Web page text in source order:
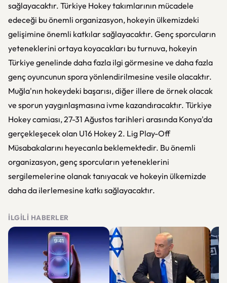
sağlayacaktır. Türkiye Hokey takımlarının mücadele
edeceği bu önemli organizasyon, hokeyin ülkemizdeki
gelişimine önemli katkılar sağlayacaktır. Genç sporcuların
yeteneklerini ortaya koyacakları bu turnuva, hokeyin
Türkiye genelinde daha fazla ilgi görmesine ve daha fazla
genç oyuncunun spora yönlendirilmesine vesile olacaktır.
Muğla'nın hokeydeki başarısı, diğer illere de örnek olacak
ve sporun yaygınlaşmasına ivme kazandıracaktır. Türkiye
Hokey camiası, 27-31 Ağustos tarihleri arasında Konya'da
gerçekleşecek olan U16 Hokey 2. Lig Play-Off
Müsabakalarını heyecanla beklemektedir. Bu önemli
organizasyon, genç sporcuların yeteneklerini
sergilemelerine olanak tanıyacak ve hokeyin ülkemizde
daha da ilerlemesine katkı sağlayacaktır.
İLGILI HABERLER